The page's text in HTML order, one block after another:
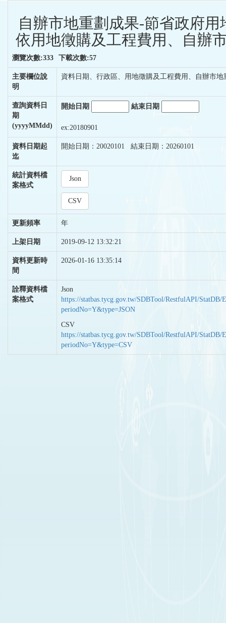
自辦市地重劃成果-節省政府
依用地徵購及工程費用、自辦
瀏覽次數:333 下載次數:57
主要欄位說
明
資料日期、行政區、用地徵購及工程費用、自辦市地
查詢資料日
期
(yyyyMMdd)
開始日期 結束日期
ex:20180901
資料日期起
迄
開始日期：20020101 結束日期：20260101
統計資料檔
案格式
Json
CSV
更新頻率 年
上架日期 2019-09-12 13:32:21
資料更新時
間
2026-01-16 13:35:14
詮釋資料檔
案格式
Json
https://statbas.tycg.gov.tw/SDBTool/RestfulAPI/StatDB/
periodNo=Y&type=JSON
CSV
https://statbas.tycg.gov.tw/SDBTool/RestfulAPI/StatDB/
periodNo=Y&type=CSV